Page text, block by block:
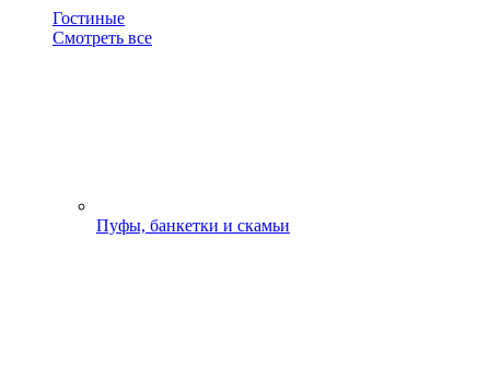
Гостиные
Смотреть все
Пуфы, банкетки и скамьи